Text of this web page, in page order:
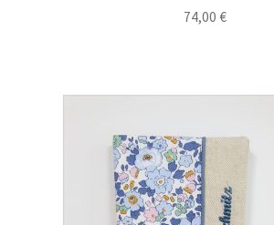
74,00 €